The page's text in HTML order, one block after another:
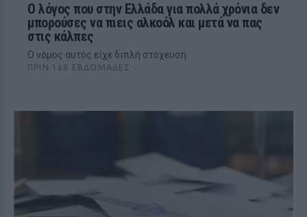
Ο λόγος που στην Ελλάδα για πολλά χρόνια δεν
μπορούσες να πιεις αλκοόλ και μετά να πας
στις κάλπες
Ο νόμος αυτός είχε διπλή στόχευση
ΠΡΙΝ 168 ΕΒΔΟΜΆΔΕΣ